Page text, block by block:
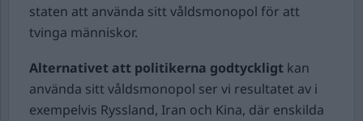
staten att använda sitt våldsmonopol för att
tvinga människor.
Alternativet att politikerna godtyckligt kan
använda sitt våldsmonopol ser vi resultatet av i
exempelvis Ryssland, Iran och Kina, där enskilda